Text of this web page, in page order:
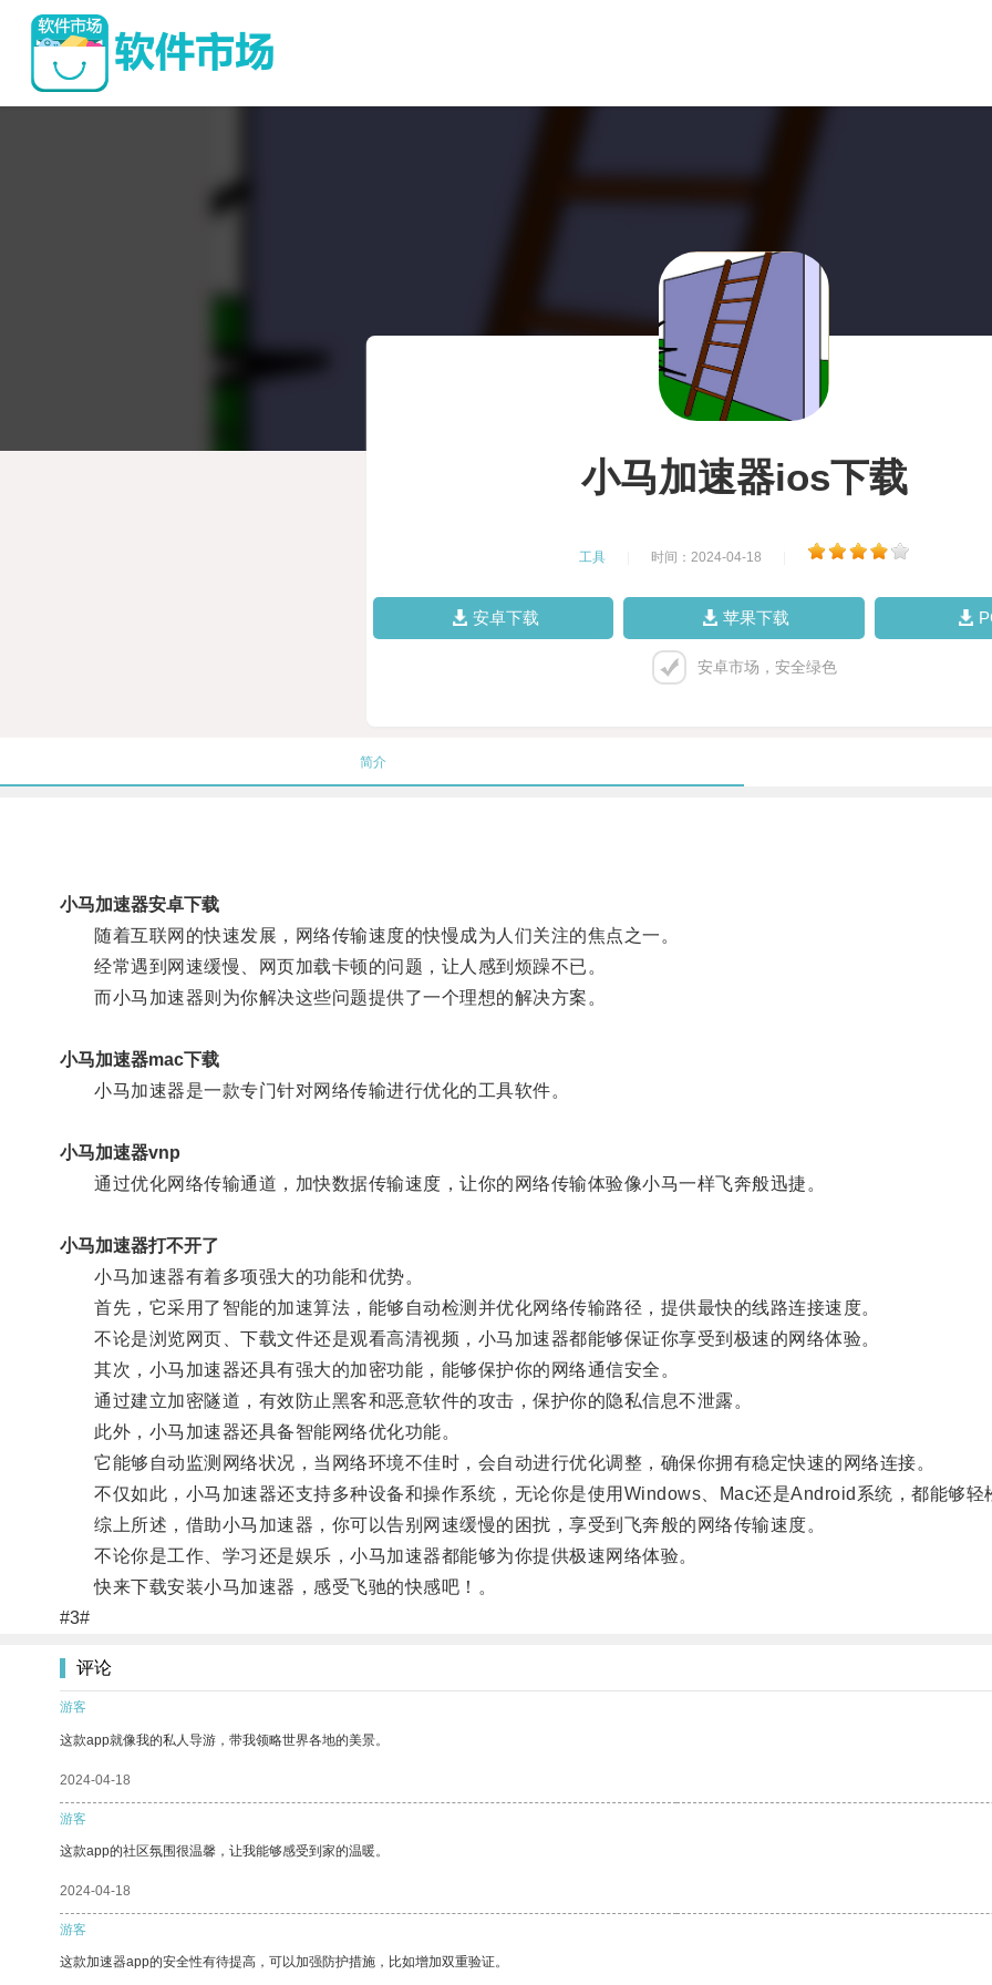
小马加速器ios下载
工具 时间：2024-04-18
安卓下载 苹果下载
安卓市场，安全绿色
简介
小马加速器安卓下载
随着互联网的快速发展，网络传输速度的快慢成为人们关注的焦点之一。
经常遇到网速缓慢、网页加载卡顿的问题，让人感到烦躁不已。
而小马加速器则为你解决这些问题提供了一个理想的解决方案。
小马加速器mac下载
小马加速器是一款专门针对网络传输进行优化的工具软件。
小马加速器vnp
通过优化网络传输通道，加快数据传输速度，让你的网络传输体验像小马一样飞奔般迅捷。
小马加速器打不开了
小马加速器有着多项强大的功能和优势。
首先，它采用了智能的加速算法，能够自动检测并优化网络传输路径，提供最快的线路连接速度。
不论是浏览网页、下载文件还是观看高清视频，小马加速器都能够保证你享受到极速的网络体验。
其次，小马加速器还具有强大的加密功能，能够保护你的网络通信安全。
通过建立加密隧道，有效防止黑客和恶意软件的攻击，保护你的隐私信息不泄露。
此外，小马加速器还具备智能网络优化功能。
它能够自动监测网络状况，当网络环境不佳时，会自动进行优化调整，确保你拥有稳定快速的网络连接。
不仅如此，小马加速器还支持多种设备和操作系统，无论你是使用Windows、Mac还是Android系统，都能够轻
综上所述，借助小马加速器，你可以告别网速缓慢的困扰，享受到飞奔般的网络传输速度。
不论你是工作、学习还是娱乐，小马加速器都能够为你提供极速网络体验。
快来下载安装小马加速器，感受飞驰的快感吧！。
#3#
评论
游客
这款app就像我的私人导游，带我领略世界各地的美景。
2024-04-18
游客
这款app的社区氛围很温馨，让我能够感受到家的温暖。
2024-04-18
游客
这款加速器app的安全性有待提高，可以加强防护措施，比如增加双重验证。